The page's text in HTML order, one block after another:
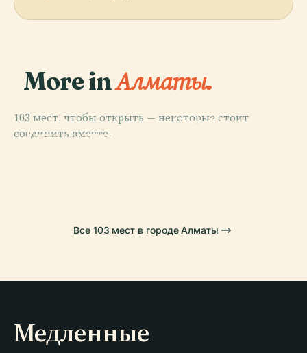
More inАлматы.
103 мест, чтобы открыть — некоторые стоит
соединить вместе.
PLACE
Парк Имени 28
PLACE
Государственный
Все 103 мест в городе Алматы
Медленные